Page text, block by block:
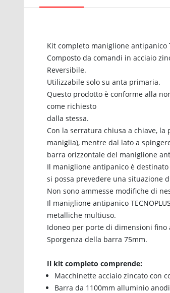
Kit completo maniglione antipanico
Composto da comandi in acciaio
Reversibile.
Utilizzabile solo su anta primaria.
Questo prodotto è conforme alla
come richiesto
dalla stessa.
Con la serratura chiusa a chiave,
maniglia), mentre dal lato a
barra orizzontale del maniglione
Il maniglione antipanico è
si possa prevedere una situazione
Non sono ammesse modifiche di
Il maniglione antipanico
metalliche multiuso.
Idoneo per porte di dimensioni fino
Sporgenza della barra 75mm.
Il kit completo comprende:
Macchinette acciaio zincato con
Barra da 1100mm alluminio